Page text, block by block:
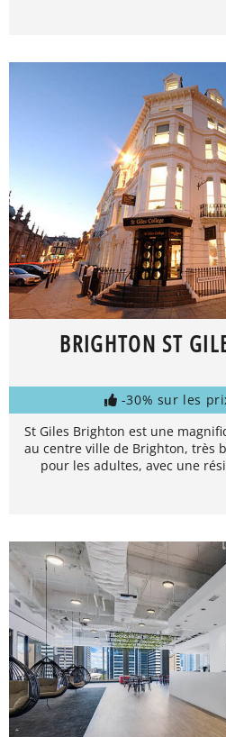
BRIGHTON ST
-30% sur les
St Giles Brighton est une
au centre ville de Brighton, très
pour les adultes, avec une